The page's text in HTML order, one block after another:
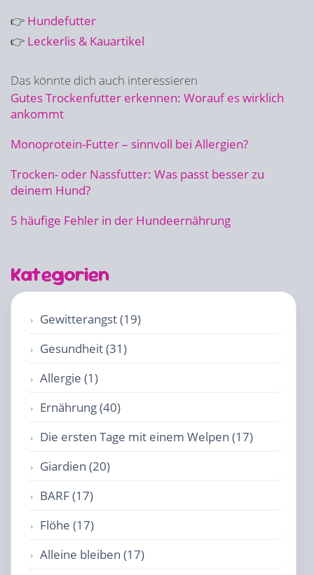
👉 Hundefutter
👉 Leckerlis & Kauartikel
Das könnte dich auch interessieren
Gutes Trockenfutter erkennen: Worauf es wirklich
ankommt
Monoprotein-Futter – sinnvoll bei Allergien?
Trocken- oder Nassfutter: Was passt besser zu
deinem Hund?
5 häufige Fehler in der Hundeernährung
Kategorien
Gewitterangst (19)
Gesundheit (31)
Allergie (1)
Ernährung (40)
Die ersten Tage mit einem Welpen (17)
Giardien (20)
BARF (17)
Flöhe (17)
Alleine bleiben (17)